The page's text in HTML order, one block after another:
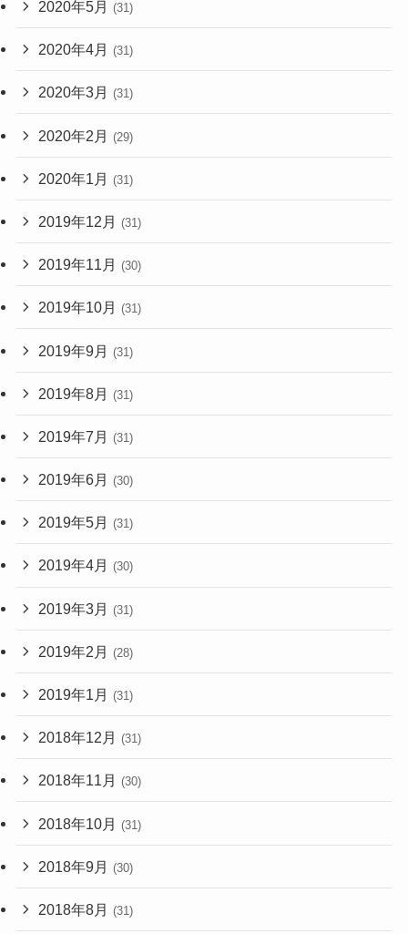
2020年5月 (31)
2020年4月 (31)
2020年3月 (31)
2020年2月 (29)
2020年1月 (31)
2019年12月 (31)
2019年11月 (30)
2019年10月 (31)
2019年9月 (31)
2019年8月 (31)
2019年7月 (31)
2019年6月 (30)
2019年5月 (31)
2019年4月 (30)
2019年3月 (31)
2019年2月 (28)
2019年1月 (31)
2018年12月 (31)
2018年11月 (30)
2018年10月 (31)
2018年9月 (30)
2018年8月 (31)